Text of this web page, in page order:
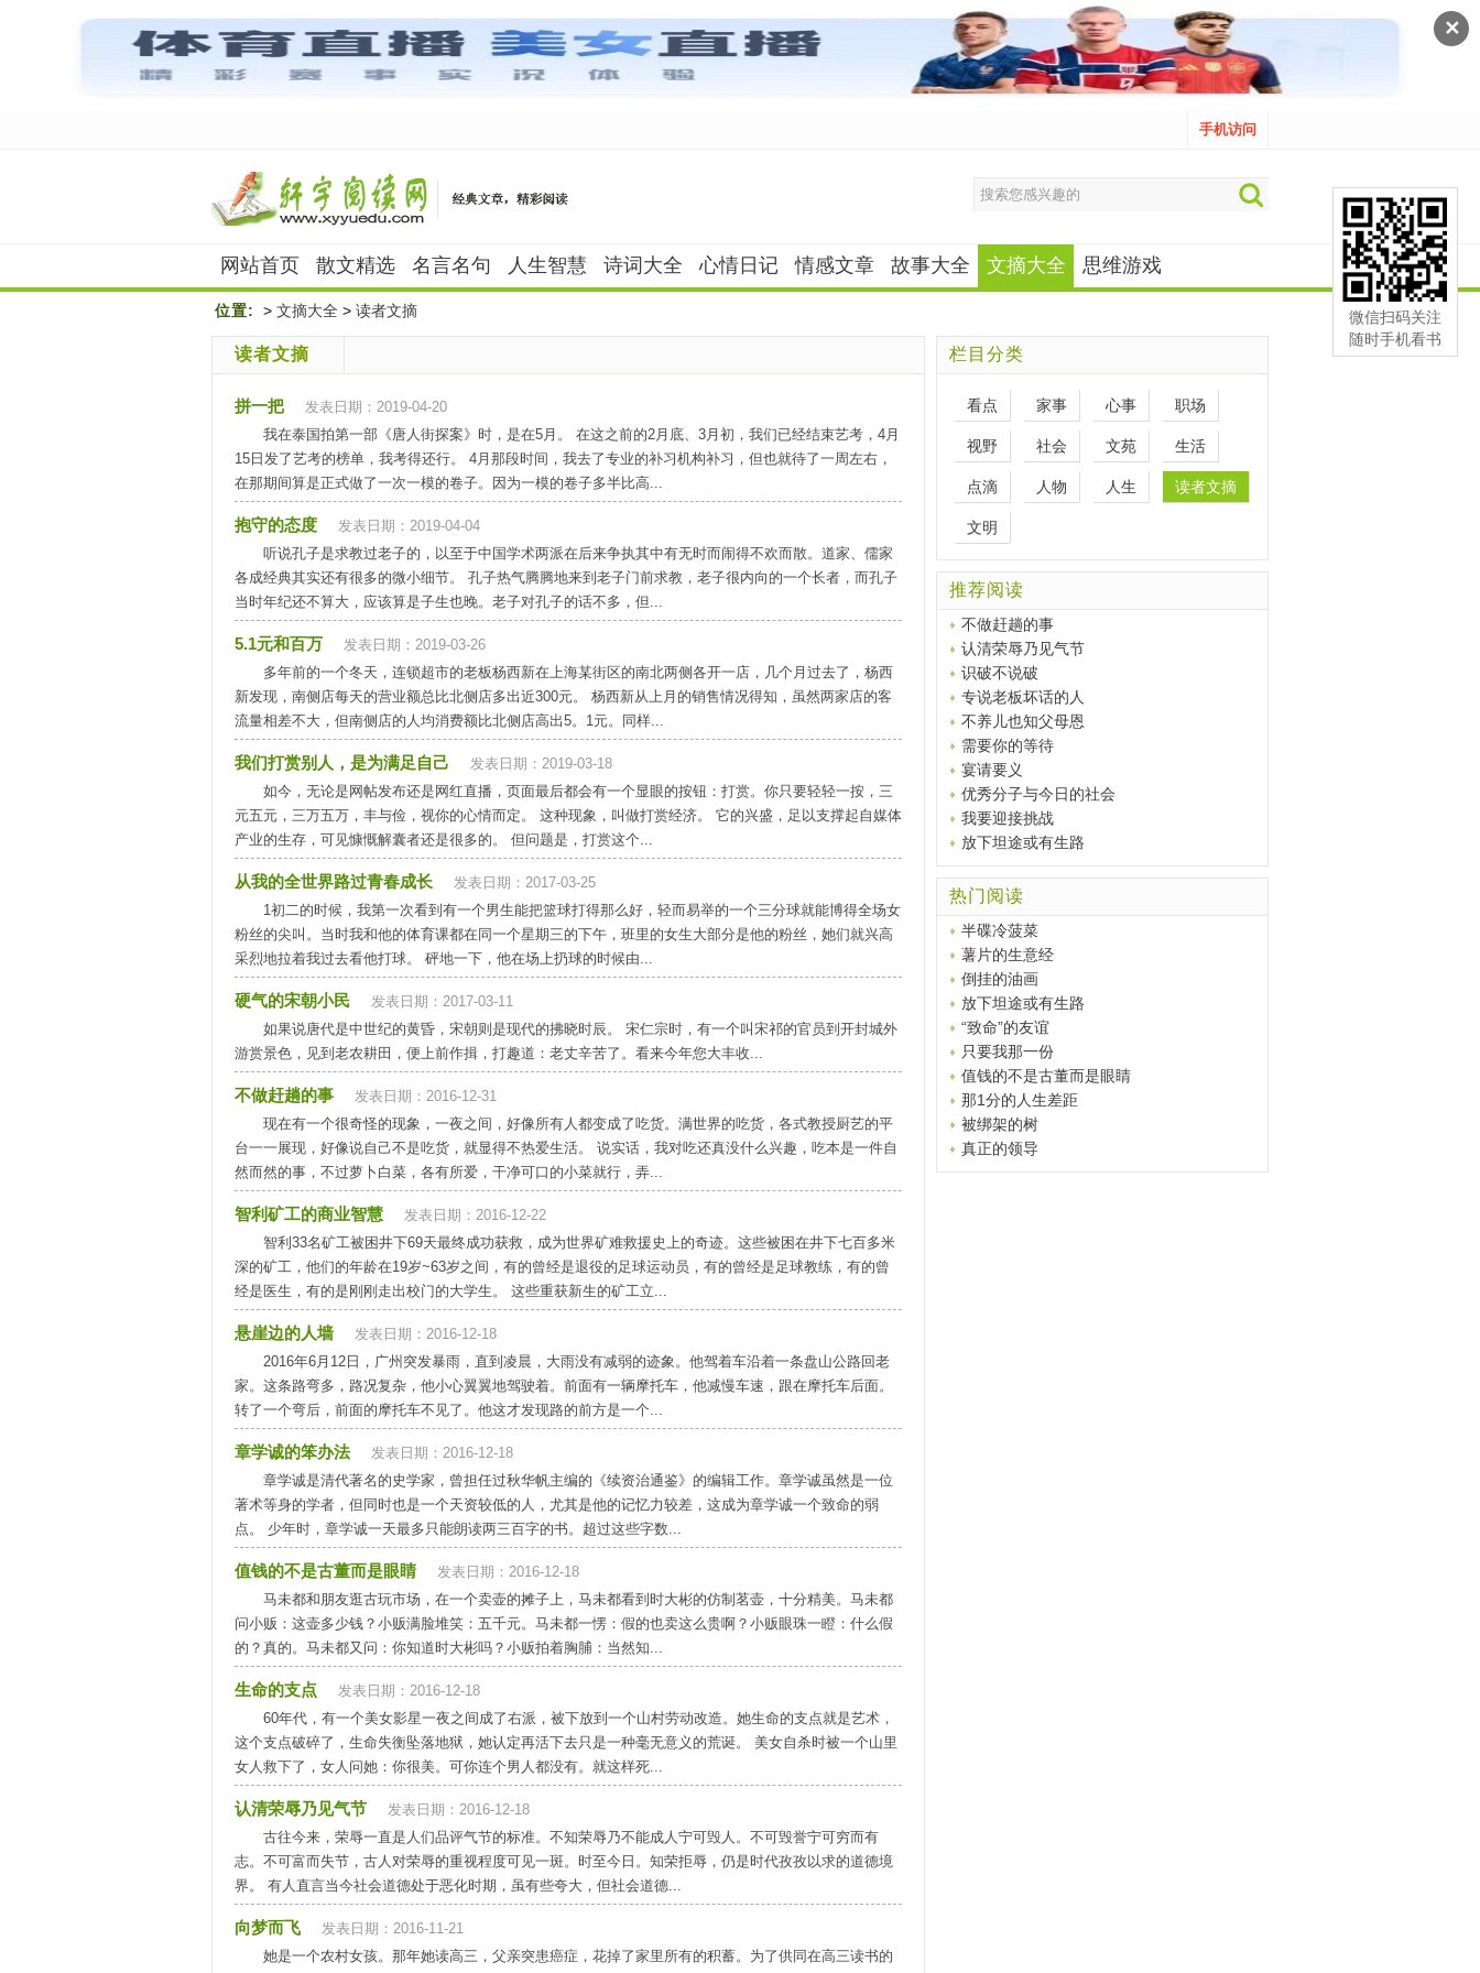
✕
手机访问
网站首页 散文精选 名言名句 人生智慧 诗词大全 心情日记 情感文章 故事大全 文摘大全 思维游戏
位置: > 文摘大全 > 读者文摘
读者文摘
拼一把
发表日期：2019-04-20
我在泰国拍第一部《唐人街探案》时，是在5月。 在这之前的2月底、3月初，我们已经结束艺考，4月
15日发了艺考的榜单，我考得还行。 4月那段时间，我去了专业的补习机构补习，但也就待了一周左右，
在那期间算是正式做了一次一模的卷子。因为一模的卷子多半比高...
抱守的态度
发表日期：2019-04-04
听说孔子是求教过老子的，以至于中国学术两派在后来争执其中有无时而闹得不欢而散。道家、儒家
各成经典其实还有很多的微小细节。 孔子热气腾腾地来到老子门前求教，老子很内向的一个长者，而孔子
当时年纪还不算大，应该算是子生也晚。老子对孔子的话不多，但...
5.1元和百万
发表日期：2019-03-26
多年前的一个冬天，连锁超市的老板杨西新在上海某街区的南北两侧各开一店，几个月过去了，杨西
新发现，南侧店每天的营业额总比北侧店多出近300元。 杨西新从上月的销售情况得知，虽然两家店的客
流量相差不大，但南侧店的人均消费额比北侧店高出5。1元。同样...
我们打赏别人，是为满足自己
发表日期：2019-03-18
如今，无论是网帖发布还是网红直播，页面最后都会有一个显眼的按钮：打赏。你只要轻轻一按，三
元五元，三万五万，丰与俭，视你的心情而定。 这种现象，叫做打赏经济。 它的兴盛，足以支撑起自媒体
产业的生存，可见慷慨解囊者还是很多的。 但问题是，打赏这个...
从我的全世界路过青春成长
发表日期：2017-03-25
1初二的时候，我第一次看到有一个男生能把篮球打得那么好，轻而易举的一个三分球就能博得全场女
粉丝的尖叫。当时我和他的体育课都在同一个星期三的下午，班里的女生大部分是他的粉丝，她们就兴高
采烈地拉着我过去看他打球。 砰地一下，他在场上扔球的时候由...
硬气的宋朝小民
发表日期：2017-03-11
如果说唐代是中世纪的黄昏，宋朝则是现代的拂晓时辰。 宋仁宗时，有一个叫宋祁的官员到开封城外
游赏景色，见到老农耕田，便上前作揖，打趣道：老丈辛苦了。看来今年您大丰收...
不做赶趟的事
发表日期：2016-12-31
现在有一个很奇怪的现象，一夜之间，好像所有人都变成了吃货。满世界的吃货，各式教授厨艺的平
台一一展现，好像说自己不是吃货，就显得不热爱生活。 说实话，我对吃还真没什么兴趣，吃本是一件自
然而然的事，不过萝卜白菜，各有所爱，干净可口的小菜就行，弄...
智利矿工的商业智慧
发表日期：2016-12-22
智利33名矿工被困井下69天最终成功获救，成为世界矿难救援史上的奇迹。这些被困在井下七百多米
深的矿工，他们的年龄在19岁~63岁之间，有的曾经是退役的足球运动员，有的曾经是足球教练，有的曾
经是医生，有的是刚刚走出校门的大学生。 这些重获新生的矿工立...
悬崖边的人墙
发表日期：2016-12-18
2016年6月12日，广州突发暴雨，直到凌晨，大雨没有减弱的迹象。他驾着车沿着一条盘山公路回老
家。这条路弯多，路况复杂，他小心翼翼地驾驶着。前面有一辆摩托车，他减慢车速，跟在摩托车后面。
转了一个弯后，前面的摩托车不见了。他这才发现路的前方是一个...
章学诚的笨办法
发表日期：2016-12-18
章学诚是清代著名的史学家，曾担任过秋华帆主编的《续资治通鉴》的编辑工作。章学诚虽然是一位
著术等身的学者，但同时也是一个天资较低的人，尤其是他的记忆力较差，这成为章学诚一个致命的弱
点。 少年时，章学诚一天最多只能朗读两三百字的书。超过这些字数...
值钱的不是古董而是眼睛
发表日期：2016-12-18
马未都和朋友逛古玩市场，在一个卖壶的摊子上，马未都看到时大彬的仿制茗壶，十分精美。马未都
问小贩：这壶多少钱？小贩满脸堆笑：五千元。马未都一愣：假的也卖这么贵啊？小贩眼珠一瞪：什么假
的？真的。马未都又问：你知道时大彬吗？小贩拍着胸脯：当然知...
生命的支点
发表日期：2016-12-18
60年代，有一个美女影星一夜之间成了右派，被下放到一个山村劳动改造。她生命的支点就是艺术，
这个支点破碎了，生命失衡坠落地狱，她认定再活下去只是一种毫无意义的荒诞。 美女自杀时被一个山里
女人救下了，女人问她：你很美。可你连个男人都没有。就这样死...
认清荣辱乃见气节
发表日期：2016-12-18
古往今来，荣辱一直是人们品评气节的标准。不知荣辱乃不能成人宁可毁人。不可毁誉宁可穷而有
志。不可富而失节，古人对荣辱的重视程度可见一斑。时至今日。知荣拒辱，仍是时代孜孜以求的道德境
界。 有人直言当今社会道德处于恶化时期，虽有些夸大，但社会道德...
向梦而飞
发表日期：2016-11-21
她是一个农村女孩。那年她读高三，父亲突患癌症，花掉了家里所有的积蓄。为了供同在高三读书的
栏目分类
看点 家事 心事 职场
视野 社会 文苑 生活
点滴 人物 人生 读者文摘
文明
推荐阅读
不做赶趟的事
认清荣辱乃见气节
识破不说破
专说老板坏话的人
不养儿也知父母恩
需要你的等待
宴请要义
优秀分子与今日的社会
我要迎接挑战
放下坦途或有生路
热门阅读
半碟冷菠菜
薯片的生意经
倒挂的油画
放下坦途或有生路
“致命”的友谊
只要我那一份
值钱的不是古董而是眼睛
那1分的人生差距
被绑架的树
真正的领导
微信扫码关注
随时手机看书